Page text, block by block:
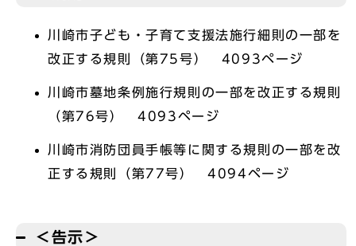
川崎市子ども・子育て支援法施行細則の一部を
改正する規則（第75号） 4093ページ
川崎市墓地条例施行規則の一部を改正する規則
（第76号） 4093ページ
川崎市消防団員手帳等に関する規則の一部を改
正する規則（第77号） 4094ページ
＜告示＞